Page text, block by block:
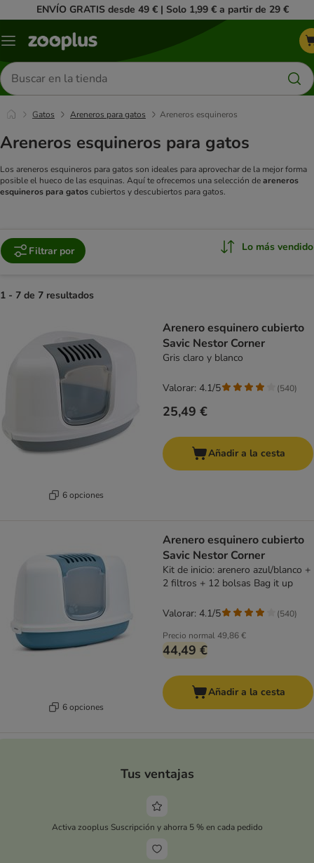
ENVÍO GRATIS desde 49 € | Solo 1,99 € a partir de 29 €
Menú
Buscar
productos
Gatos Areneros para gatos Areneros esquineros
Areneros esquineros para gatos
Los areneros esquineros para gatos son ideales para aprovechar de la mejor forma
posible el hueco de las esquinas. Aquí te ofrecemos una selección deareneros
esquineros para gatoscubiertos y descubiertos para gatos.
Filtrar por Lo más vendido
1 - 7 de 7 resultados
6 opciones
Arenero esquinero cubierto
Savic Nestor Corner
Gris claro y blanco
25,49 €
Valorar: 4.1/5 (540)
Añadir a la cesta
6 opciones
Arenero esquinero cubierto
Savic Nestor Corner
Kit de inicio: arenero azul/blanco +
2 filtros + 12 bolsas Bag it up
Precio normal49,86 €
44,49 €
Valorar: 4.1/5 (540)
Añadir a la cesta
Tus ventajas
Activa zooplus Suscripción y ahorra 5 % en cada pedido